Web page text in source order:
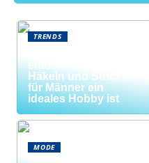
TRENDS
entdecken: Warum
Häkeln und Stricken
für Männer ein
ideales Hobby ist
MODE